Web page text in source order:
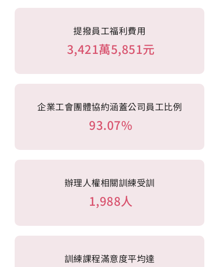
提撥員工福利費用
3,421萬5,851元
企業工會團體協約涵蓋公司員工比例
93.07%
辦理人權相關訓練受訓
1,988人
訓練課程滿意度平均達